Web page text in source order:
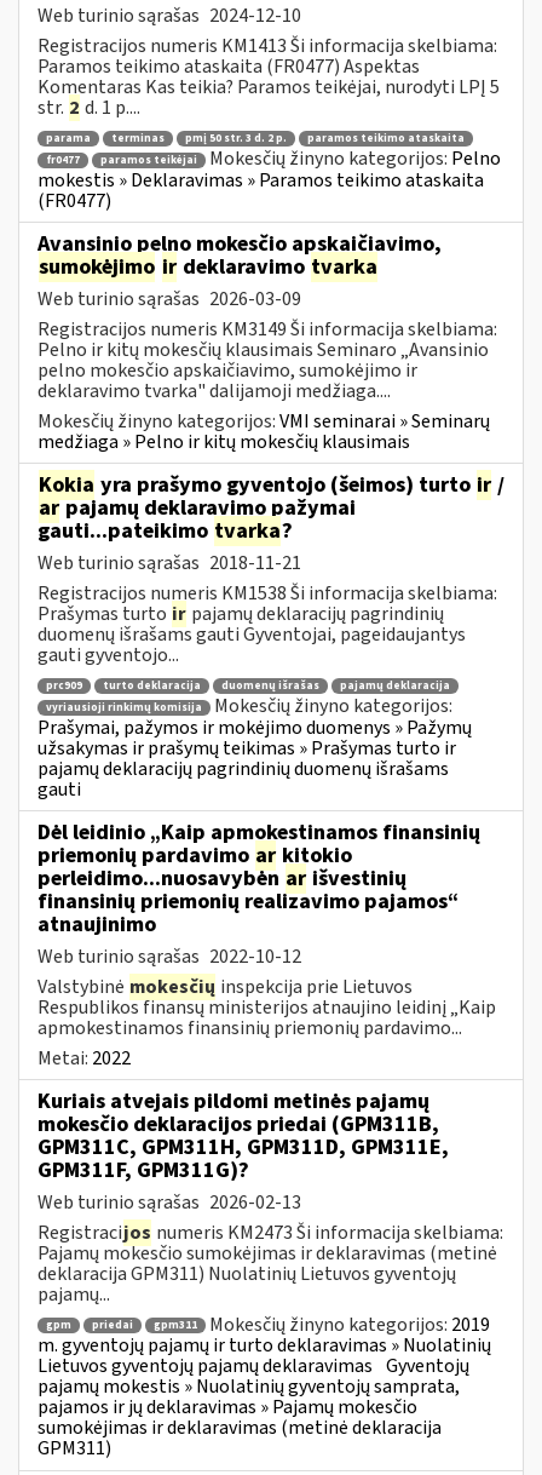
Web turinio sąrašas 2024-12-10
Registracijos numeris KM1413 Ši informacija skelbiama:
Paramos teikimo ataskaita (FR0477) Aspektas
Komentaras Kas teikia? Paramos teikėjai, nurodyti LPĮ 5
str. 2 d. 1 p....
parama terminas pmį 50 str. 3 d. 2 p.
paramos teikimo ataskaita
fr0477
paramos teikėjai Mokesčių žinyno kategorijos: Pelno
mokestis » Deklaravimas » Paramos teikimo ataskaita
(FR0477)
Avansinio pelno mokesčio apskaičiavimo,
sumokėjimo ir deklaravimo tvarka
Web turinio sąrašas 2026-03-09
Registracijos numeris KM3149 Ši informacija skelbiama:
Pelno ir kitų mokesčių klausimais Seminaro „Avansinio
pelno mokesčio apskaičiavimo, sumokėjimo ir
deklaravimo tvarka" dalijamoji medžiaga....
Mokesčių žinyno kategorijos:VMI seminarai » Seminarų
medžiaga » Pelno ir kitų mokesčių klausimais
Kokia yra prašymo gyventojo (šeimos) turto ir /
arpajamų deklaravimo pažymai
gauti...pateikimo tvarka?
Web turinio sąrašas 2018-11-21
Registracijos numeris KM1538 Ši informacija skelbiama:
Prašymas turto ir pajamų deklaracijų pagrindinių
duomenų išrašams gauti Gyventojai, pageidaujantys
gauti gyventojo...
prc909 turto deklaracija duomenų išrašas
pajamų deklaracija
vyriausioji rinkimų komisija
Mokesčių žinyno kategorijos:
Prašymai, pažymos ir mokėjimo duomenys » Pažymų
užsakymas ir prašymų teikimas » Prašymas turto ir
pajamų deklaracijų pagrindinių duomenų išrašams
gauti
Dėl leidinio „Kaip apmokestinamos finansinių
priemonių pardavimo ar kitokio
perleidimo...nuosavybėn ar išvestinių
finansinių priemonių realizavimo pajamos“
atnaujinimo
Web turinio sąrašas 2022-10-12
Valstybinė mokesčių inspekcija prie Lietuvos
Respublikos finansų ministerijos atnaujino leidinį „Kaip
apmokestinamos finansinių priemonių pardavimo...
Metai: 2022
Kuriais atvejais pildomi metinės pajamų
mokesčio deklaracijos priedai (GPM311B,
GPM311C, GPM311H, GPM311D, GPM311E,
GPM311F, GPM311G)?
Web turinio sąrašas 2026-02-13
Registracijos numeris KM2473 Ši informacija skelbiama:
Pajamų mokesčio sumokėjimas ir deklaravimas (metinė
deklaracija GPM311) Nuolatinių Lietuvos gyventojų
pajamų...
gpm priedai gpm311 Mokesčių žinyno kategorijos: 2019
m. gyventojų pajamų ir turto deklaravimas » Nuolatinių
Lietuvos gyventojų pajamų deklaravimas Gyventojų
pajamų mokestis » Nuolatinių gyventojų samprata,
pajamos ir jų deklaravimas » Pajamų mokesčio
sumokėjimas ir deklaravimas (metinė deklaracija
GPM311)